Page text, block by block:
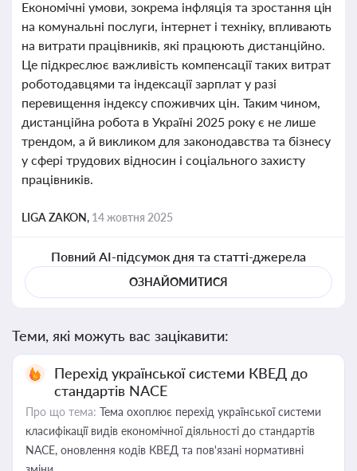
Економічні умови, зокрема інфляція та зростання цін
на комунальні послуги, інтернет і техніку, впливають
на витрати працівників, які працюють дистанційно.
Це підкреслює важливість компенсації таких витрат
роботодавцями та індексації зарплат у разі
перевищення індексу споживчих цін. Таким чином,
дистанційна робота в Україні 2025 року є не лише
трендом, а й викликом для законодавства та бізнесу
у сфері трудових відносин і соціального захисту
працівників.
LIGA ZAKON, 14 жовтня 2025
Повний AI-підсумок дня та статті-джерела
ОЗНАЙОМИТИСЯ
Теми, які можуть вас зацікавити:
Перехід української системи КВЕД до
стандартів NACE
Про що тема: Тема охоплює перехід української системи
класифікації видів економічної діяльності до стандартів
NACE, оновлення кодів КВЕД та пов'язані нормативні